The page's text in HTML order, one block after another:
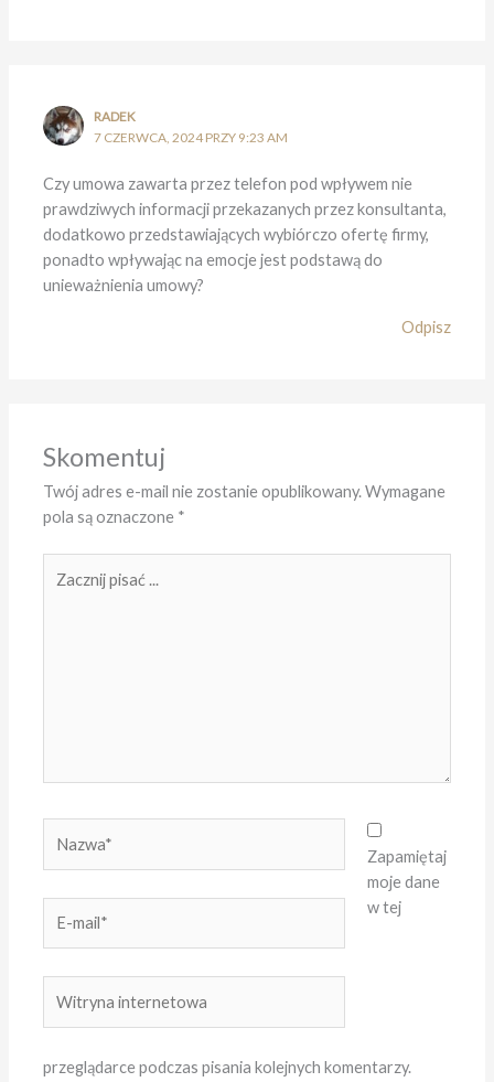
RADEK
7 CZERWCA, 2024 PRZY 9:23 AM
Czy umowa zawarta przez telefon pod wpływem nie
prawdziwych informacji przekazanych przez konsultanta,
dodatkowo przedstawiających wybiórczo ofertę firmy,
ponadto wpływając na emocje jest podstawą do
unieważnienia umowy?
Odpisz
Skomentuj
Twój adres e-mail nie zostanie opublikowany.Wymagane
pola są oznaczone *
pisać
mail*
internetowa
Zapamiętaj
moje dane
w tej
przeglądarce podczas pisania kolejnych komentarzy.